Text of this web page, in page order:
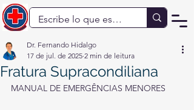
Fratura Supracondiliana
Dr. Fernando Hidalgo
17 de jul. de 2025 2 min de leitura
MANUAL DE EMERGÊNCIAS MENORES